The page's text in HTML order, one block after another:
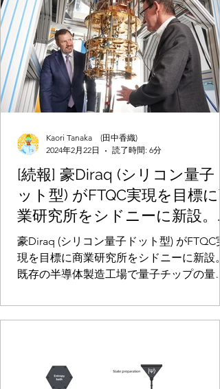
[続報] 豪Diraq (シリコン量子
ット型) がFTQC実現を目標に
業研究所をシドニーに新設。
存の半導体製造工場で量子チ
プの量産実現を最終的に目指
豪Diraq (シリコン量子ドット型) がFTQC実
現を目標に商業研究所をシドニーに新設。
既存の半導体製造工場で量子チップの量産
Kaori Tanaka (田中香織)
2024年2月22日
読了時間: 6分